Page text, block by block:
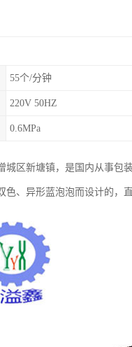
55个/分钟
220V 50HZ
0.6MPa
城区新塘镇，是国内从事包
色、异形蓝泡泡而设计的，